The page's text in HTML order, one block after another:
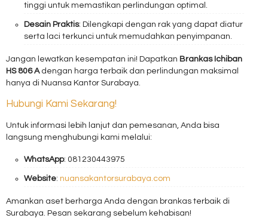
tinggi untuk memastikan perlindungan optimal.
Desain Praktis: Dilengkapi dengan rak yang dapat diatur
serta laci terkunci untuk memudahkan penyimpanan.
Jangan lewatkan kesempatan ini! Dapatkan Brankas Ichiban
HS 806 Adengan harga terbaik dan perlindungan maksimal
hanya di Nuansa Kantor Surabaya.
Hubungi Kami Sekarang!
Untuk informasi lebih lanjut dan pemesanan, Anda bisa
langsung menghubungi kami melalui:
WhatsApp: 081230443975
Website: nuansakantorsurabaya.com
Amankan aset berharga Anda dengan brankas terbaik di
Surabaya. Pesan sekarang sebelum kehabisan!